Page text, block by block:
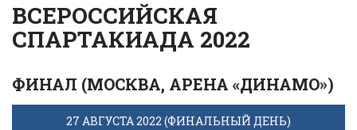
ВСЕРОССИЙСКАЯ
СПАРТАКИАДА 2022
ФИНАЛ (МОСКВА, АРЕНА «ДИНАМО»)
27 АВГУСТА 2022 (ФИНАЛЬНЫЙ ДЕНЬ)